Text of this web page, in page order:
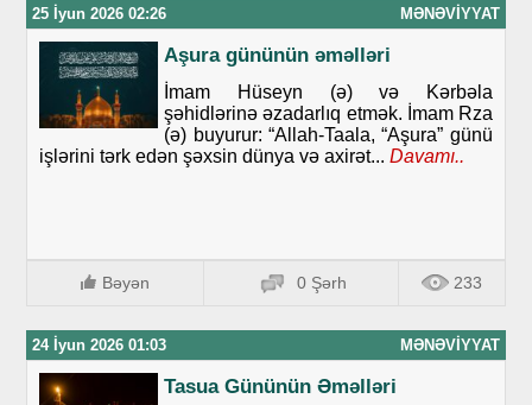
25 İyun 2026 02:26 MƏNƏVIYYAT
Aşura gününün əməlləri
İmam Hüseyn (ə) və Kərbəla
şəhidlərinə əzadarlıq etmək. İmam Rza
(ə) buyurur: “Allah-Taala, “Aşura” günü
işlərini tərk edən şəxsin dünya və axirət... Davamı..
Bəyən 0 Şərh 233
24 İyun 2026 01:03 MƏNƏVIYYAT
Tasua Gününün Əməlləri